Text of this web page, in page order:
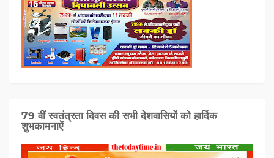
79 वीं स्वतंत्रता दिवस की सभी देशवासियों को हार्दिक
शुभकामनाऐं